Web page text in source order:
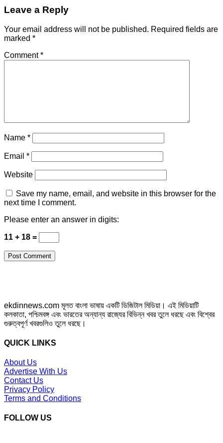
Leave a Reply
Your email address will not be published. Required fields are
marked *
Comment*
Name *
Email *
Website
Save my name, email, and website in this browser for the
next time I comment.
Please enter an answer in digits:
11 + 18 =
ekdinnews.com মূলত বাংলা ভাষায় একটি ডিজিটাল মিডিয়া। এই মিডিয়াটি
কলকাতা, পশ্চিমবঙ্গ এবং ভারতের অন্যান্য রাজ্যের বিভিন্ন খবর তুলে ধরছে এবং বিশ্বের
গুরুত্বপূর্ণ খবরগুলিও তুলে ধরছে।
QUICK LINKS
About Us
Advertise With Us
Contact Us
Privacy Policy
Terms and Conditions
FOLLOW US